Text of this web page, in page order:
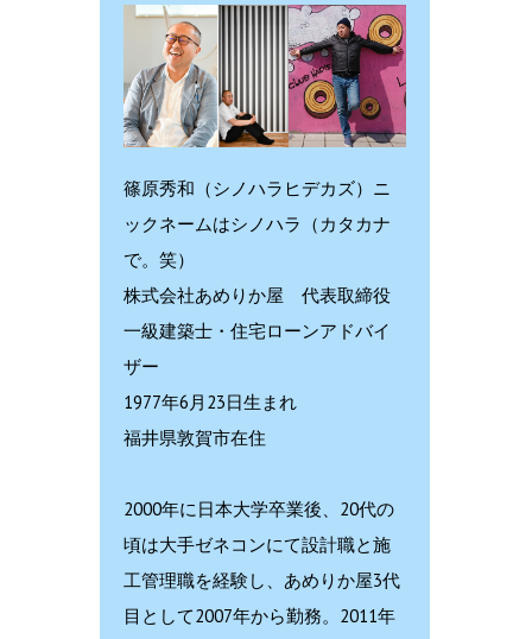
篠原秀和（シノハラヒデカズ）ニ
ックネームはシノハラ（カタカナ
で。笑）
株式会社あめりか屋 代表取締役
一級建築士・住宅ローンアドバイ
ザー
1977年6月23日生まれ
福井県敦賀市在住
2000年に日本大学卒業後、20代の
頃は大手ゼネコンにて設計職と施
工管理職を経験し、あめりか屋3代
目として2007年から勤務。2011年